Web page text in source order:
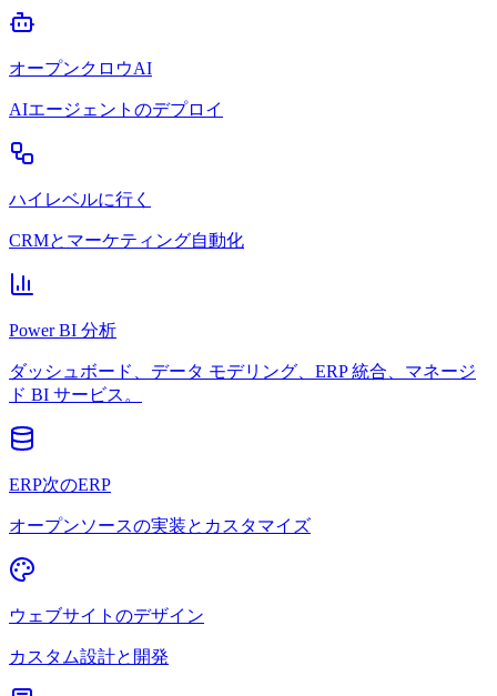
オープンクロウAI
AIエージェントのデプロイ
ハイレベルに行く
CRMとマーケティング自動化
Power BI 分析
ダッシュボード、データ モデリング、ERP 統合、マネージ
ド BI サービス。
ERP次のERP
オープンソースの実装とカスタマイズ
ウェブサイトのデザイン
カスタム設計と開発